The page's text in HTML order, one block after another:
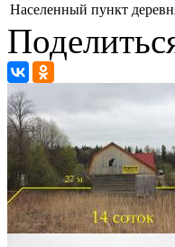
Населенный пункт